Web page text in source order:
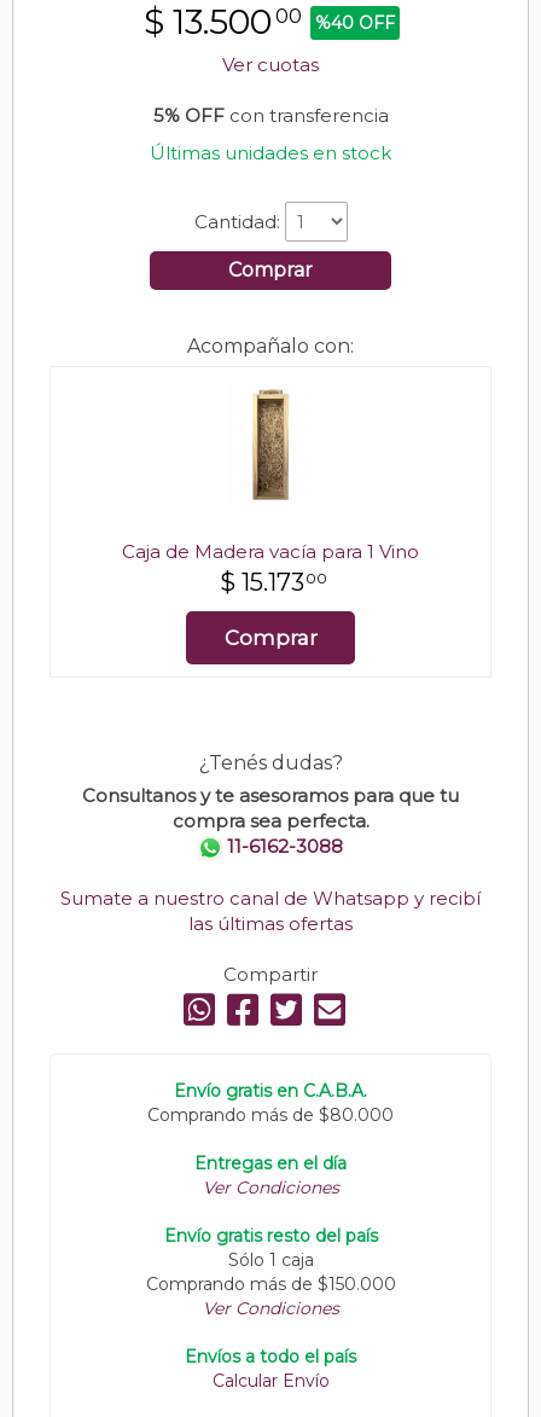
$ 13.500 00 %40 OFF
Ver cuotas
5% OFFcon transferencia
Últimas unidades en stock
Cantidad:
Comprar
Acompañalo con:
Caja de Madera vacía para 1 Vino
$ 15.173 00
Comprar
¿Tenés dudas?
Consultanos y te asesoramos para que tu
compra sea perfecta.
11-6162-3088
Sumate a nuestro canal de Whatsapp y recibí
las últimas ofertas
Compartir
Envío gratis en C.A.B.A.
Comprando más de $80.000
Entregas en el día
Ver Condiciones
Envío gratis resto del país
Sólo 1 caja
Comprando más de $150.000
Ver Condiciones
Envíos a todo el país
Calcular Envío